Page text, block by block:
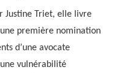
Justine Triet, elle livre
première nomination
d’une avocate
vulnérabilité